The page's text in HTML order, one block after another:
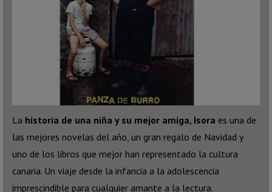
La historia de una niña y su mejor amiga, Isora es una de
las mejores novelas del año, un gran regalo de Navidad y
uno de los libros que mejor han representado la cultura
canaria. Un viaje desde la infancia a la adolescencia
imprescindible para cualquier amante a la lectura.